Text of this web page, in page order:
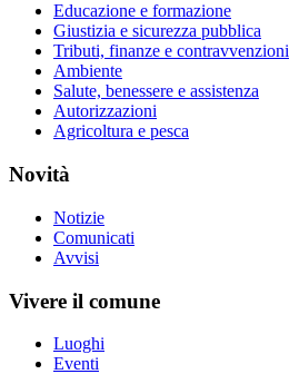
Educazione e formazione
Giustizia e sicurezza pubblica
Tributi, finanze e contravvenzioni
Ambiente
Salute, benessere e assistenza
Autorizzazioni
Agricoltura e pesca
Novità
Notizie
Comunicati
Avvisi
Vivere il comune
Luoghi
Eventi